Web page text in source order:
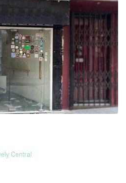
Central